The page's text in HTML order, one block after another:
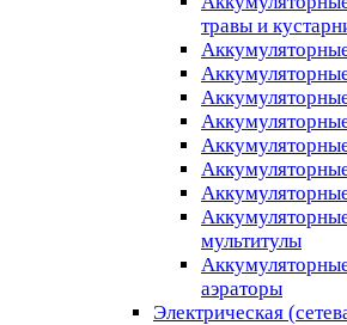
травы и
мультитулы
аэраторы
Электрическая